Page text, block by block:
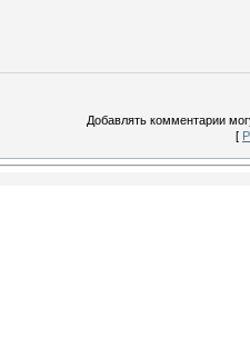
Добавлять комментарии
[